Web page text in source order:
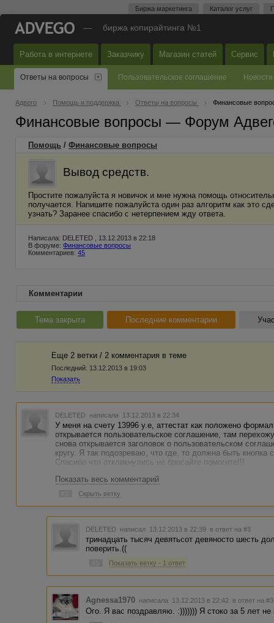
Биржа маркетинга Каталог услуг
— биржа копирайтинга №1
Работа в интернете Заказчику Магазин статей Сервис
Ответы на вопросы Пользовательское соглашение Новости
Адвего Помощь и поддержка Ответы на вопросы Финансовые
Финансовые вопросы — Форум
Помощь / Финансовые вопросы
Вывод средств.
Простите пожалуйста я новичок и мне нужна помощь
получается. Напишите пожалуйста один раз алгоритм как это
узнать? Заранее спасибо с нетерпением жду ответа.
Написала: DELETED , 13.12.2013 в 22:18
В форуме: Финансовые вопросы
Комментариев: 45
Комментарии
Тема закрыта Последние комментарии
Еще 2 ветки / 2 комментария в темe
Последний: 13.12.2013 в 19:03
Показать
DELETED написала 13.12.2013 в 22:34
У меня на счету 13996 у.е, аттестат как положено
открывается пользовательское соглашение, там
снова открывается заголовок о пользовательском
кругу. Я так подозреваю, что где, то должна быть кнопка
Спасибо что откликнулись не бросайте помогите!!!
Показать весь комментарий
Скрыть ветку
DELETED написал 13.12.2013 в 22:39 в ответ на #3
тринадцать тысяч девятьсот девяносто шесть
поверить.((
Показать ветку - 1 ответ
Agnessa1970 написала 13.12.2013 в 22:42 в ответ на #3
Ого. Я вас поздравляю. :))))))) Я стоко за 5 лет не